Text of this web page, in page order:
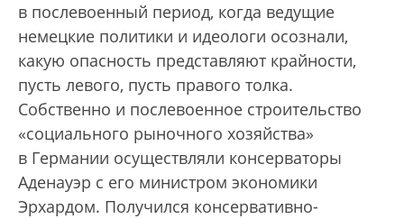
в послевоенный период, когда ведущие
немецкие политики и идеологи осознали,
какую опасность представляют крайности,
пусть левого, пусть правого толка.
Собственно и послевоенное строительство
«социального рыночного хозяйства»
в Германии осуществляли консерваторы
Аденауэр с его министром экономики
Эрхардом. Получился консервативно-